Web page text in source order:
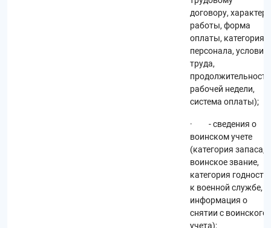
договору, характер
работы, форма
оплаты, категория
персонала, условия
труда,
продолжительность
рабочей недели,
система оплаты);
· - сведения о
воинском учете
(категория запаса,
воинское звание,
категория годности
к военной службе,
информация о
снятии с воинского
учета);